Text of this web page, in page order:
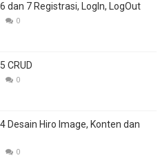
6 dan 7 Registrasi, LogIn, LogOut
0
CRUD
0
4 Desain Hiro Image, Konten dan
0